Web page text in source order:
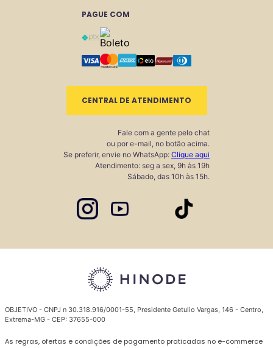
PAGUE COM
CENTRAL DE ATENDIMENTO
Fale com a gente pelo chat
ou por e-mail, no botão acima.
Se preferir, envie no WhatsApp: Clique aqui
Atendimento: seg a sex, 9h às 19h
Sábado, das 10h às 15h.
OBJETIVO - CNPJ n 30.318.916/0001-55, Presidente Getulio Vargas, 146 - Centro,
Extrema-MG - CEP: 37655-000
As regras, ofertas e condições de pagamento praticadas no e-commerce